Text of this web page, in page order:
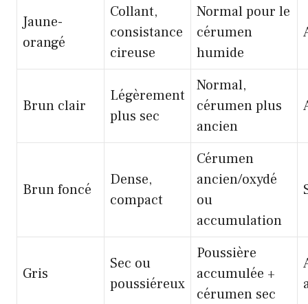
Jaune-
orangé
Collant,
consistance
cireuse
Normal pour le
cérumen
humide
Brun clair
Légèrement
plus sec
Normal,
cérumen plus
ancien
Brun foncé
Dense,
compact
Cérumen
ancien/oxydé
ou
accumulation
Gris
Sec ou
poussiéreux
Poussière
accumulée +
cérumen sec